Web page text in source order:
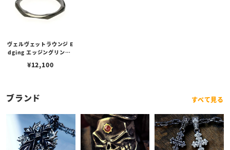
ヴェルヴェットラウンジ E
dging エッジングリング/
¥12,100
ブランド すべて見る